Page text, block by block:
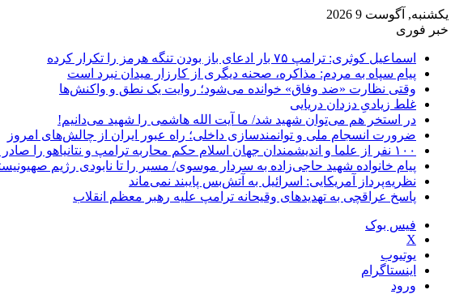
یکشنبه, آگوست 9 2026
خبر فوری
اسماعیل کوثری: ترامپ ۷۵ بار ادعای باز بودن تنگه هرمز را تکرار کرده
پیام سپاه به مردم: مذاکره، صحنه دیگری از کارزار میدان نبرد است
وقتی نظارت «ضد وفاق» خوانده می‌شود؛ روایت یک نطق و واکنش‌ها
غلط زیادیِ دزدان دریایی
در استخر هم می‌توان شهید شد/ ما آیت الله هاشمی را شهید می‌دانیم!
ضرورت انسجام ملی و توانمندسازی داخلی؛ راه عبور ایران از چالش‌های امروز
۱۰۰ نفر از علما و اندیشمندان جهان اسلام حکم محاربه ترامپ و نتانیاهو را صادر کردند
پیام خانواده شهید حاجی‌زاده به سردار موسوی/ مسیر را تا نابودی رژیم
نظریه‌پرداز آمریکایی: اسرائیل به آتش‌بس پایبند نمی‌ماند
پاسخ عراقچی به تهدیدهای وقیحانه ترامپ علیه رهبر معظم انقلاب
فیس بوک
X
یوتیوب
اینستاگرام
ورود